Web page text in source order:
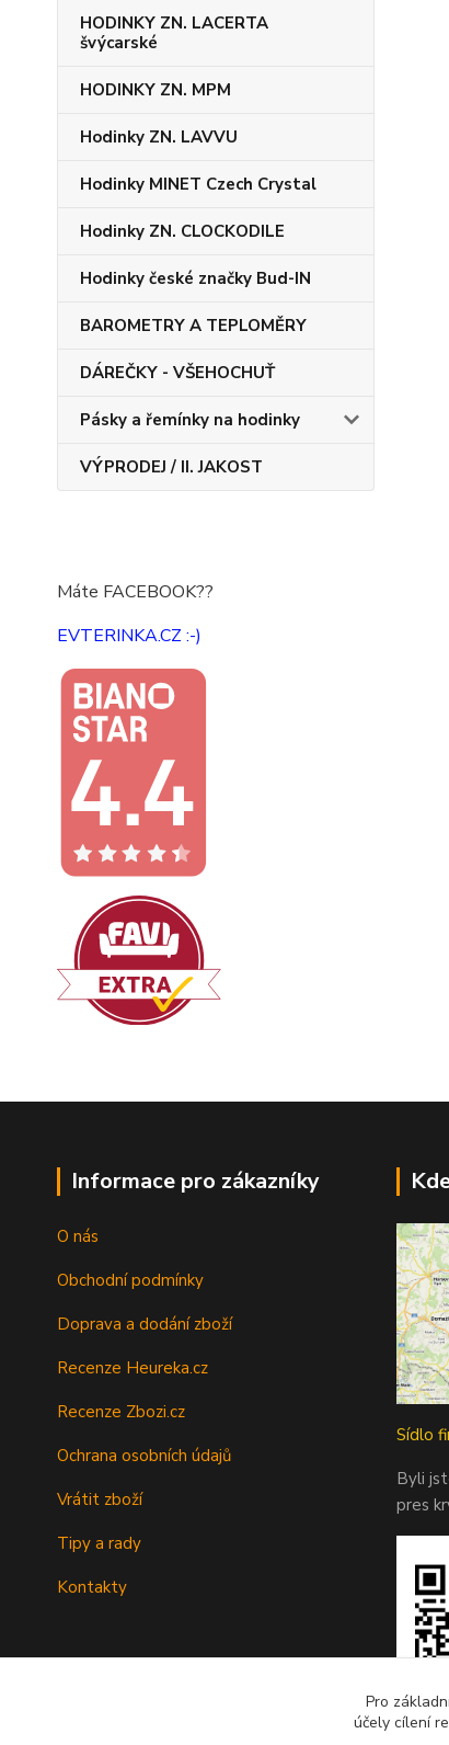
HODINKY ZN. LACERTA
švýcarské
HODINKY ZN. MPM
Hodinky ZN. LAVVU
Hodinky MINET Czech Crystal
Hodinky ZN. CLOCKODILE
Hodinky české značky Bud-IN
BAROMETRY A TEPLOMĚRY
DÁREČKY - VŠEHOCHUŤ
Pásky a řemínky na hodinky
VÝPRODEJ / II. JAKOST
Máte FACEBOOK??
EVTERINKA.CZ :-)
Informace pro zákazníky
O nás
Obchodní podmínky
Doprava a dodání zboží
Recenze Heureka.cz
Recenze Zbozi.cz
Ochrana osobních údajů
Vrátit zboží
Tipy a rady
Kontakty
Sídlo
Byli
pres
Pro
účely cílení